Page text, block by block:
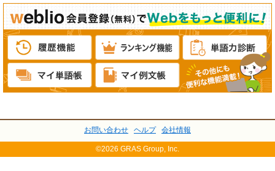
お問い合わせ ヘルプ 会社情報
©2026 GRAS Group, Inc.